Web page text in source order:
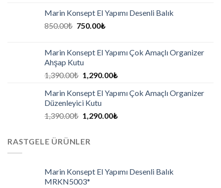
Marin Konsept El Yapımı Desenli Balık
850.00₺ 750.00₺
Marin Konsept El Yapımı Çok Amaçlı Organizer
Ahşap Kutu
1,390.00₺ 1,290.00₺
Marin Konsept El Yapımı Çok Amaçlı Organizer
Düzenleyici Kutu
1,390.00₺ 1,290.00₺
RASTGELE ÜRÜNLER
Marin Konsept El Yapımı Desenli Balık
MRKN5003*